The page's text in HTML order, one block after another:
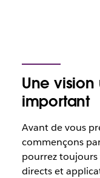
Une
important
Avant de vous
commençons
pourrez toujours
directs et